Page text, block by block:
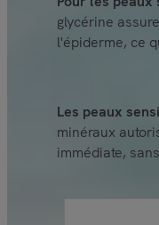
glycérine
l'épiderme, ce
Les peaux
minéraux
immédiate,